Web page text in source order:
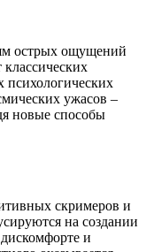
острых ощущений
психологических
ужасов –
новые способы
скримеров и
на создании
и